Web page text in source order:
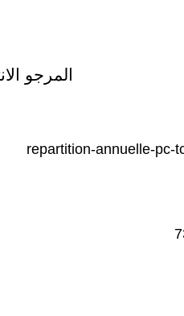
المرجو